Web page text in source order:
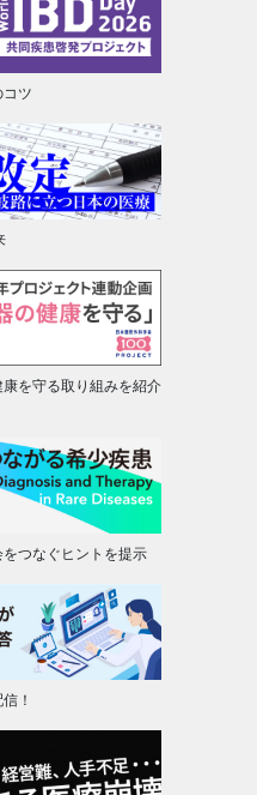
ツ
を守る取り組みを紹介
つなぐヒントを提示
！